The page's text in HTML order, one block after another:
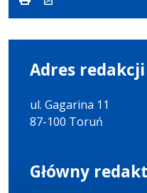
Adres
ul. Gagarina 11
87-100 Toruń
Główny